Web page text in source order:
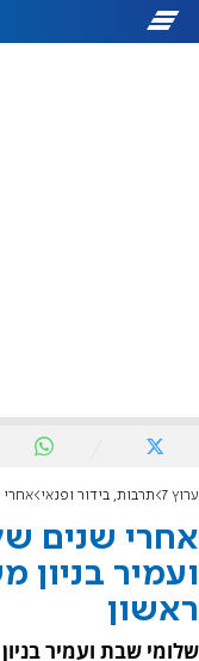
ערוץ 7 תרבות, בידור ופנאי אחרי
אחרי שנים
ועמיר
ראשון
שלומי שבת ועמיר